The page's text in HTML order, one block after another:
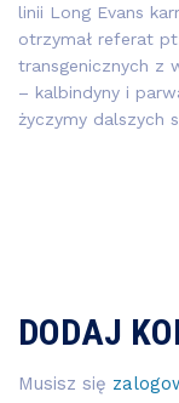
linii Long Evans
otrzymał referat
transgenicznych z
– kalbindyny i
życzymy dalszych
DODAJ
Musisz się